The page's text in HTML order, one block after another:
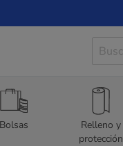
Bolsas
Relleno y
protección